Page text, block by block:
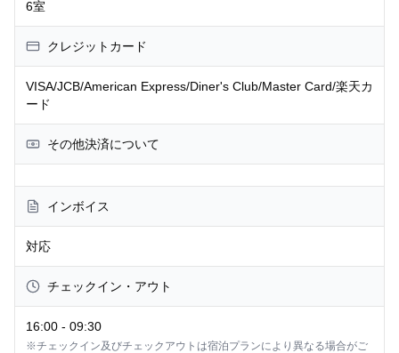
6室
クレジットカード
VISA/JCB/American Express/Diner's Club/Master Card/楽天カ
ード
その他決済について
インボイス
対応
チェックイン・アウト
16:00 - 09:30
※チェックイン及びチェックアウトは宿泊プランにより異なる場合がご